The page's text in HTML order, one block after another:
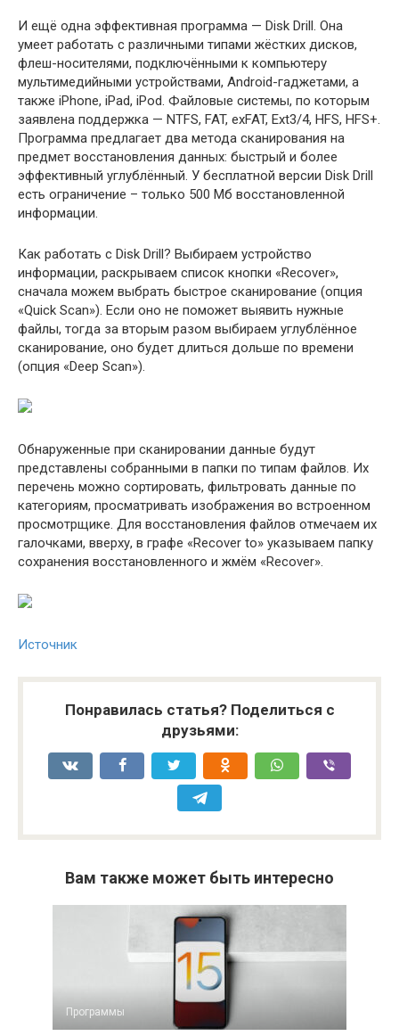
И ещё одна эффективная программа — Disk Drill. Она
умеет работать с различными типами жёстких дисков,
флеш-носителями, подключёнными к компьютеру
мультимедийными устройствами, Android-гаджетами, а
также iPhone, iPad, iPod. Файловые системы, по которым
заявлена поддержка — NTFS, FAT, exFAT, Ext3/4, HFS, HFS+.
Программа предлагает два метода сканирования на
предмет восстановления данных: быстрый и более
эффективный углублённый. У бесплатной версии Disk Drill
есть ограничение – только 500 Мб восстановленной
информации.
Как работать с Disk Drill? Выбираем устройство
информации, раскрываем список кнопки «Recover»,
сначала можем выбрать быстрое сканирование (опция
«Quick Scan»). Если оно не поможет выявить нужные
файлы, тогда за вторым разом выбираем углублённое
сканирование, оно будет длиться дольше по времени
(опция «Deep Scan»).
Обнаруженные при сканировании данные будут
представлены собранными в папки по типам файлов. Их
перечень можно сортировать, фильтровать данные по
категориям, просматривать изображения во встроенном
просмотрщике. Для восстановления файлов отмечаем их
галочками, вверху, в графе «Recover to» указываем папку
сохранения восстановленного и жмём «Recover».
Источник
Понравилась статья? Поделиться с
друзьями:
Вам также может быть интересно
Программы